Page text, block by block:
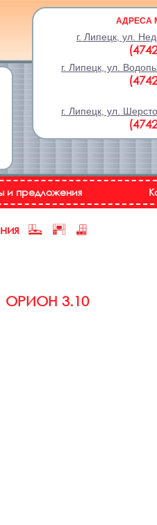
АДРЕСА
г. Липецк, ул.
г. Липецк, ул.
г. Липецк, ул.
и предложения
ОРИОН 3.10